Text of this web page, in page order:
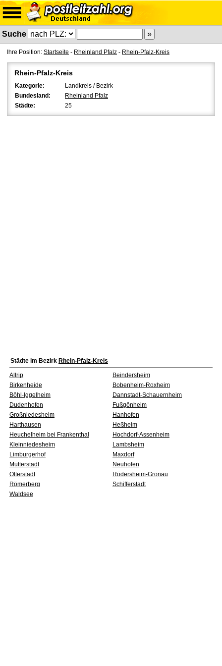
Suche
Ihre Position: Startseite - Rheinland Pfalz - Rhein-Pfalz-Kreis
Rhein-Pfalz-Kreis
Kategorie:
Landkreis / Bezirk
Bundesland:
Rheinland Pfalz
Städte:
25
Städte im Bezirk Rhein-Pfalz-Kreis
Altrip
Beindersheim
Birkenheide
Bobenheim-Roxheim
Böhl-Iggelheim
Dannstadt-Schauernheim
Dudenhofen
Fußgönheim
Großniedesheim
Hanhofen
Harthausen
Heßheim
Heuchelheim bei Frankenthal
Hochdorf-Assenheim
Kleinniedesheim
Lambsheim
Limburgerhof
Maxdorf
Mutterstadt
Neuhofen
Otterstadt
Rödersheim-Gronau
Römerberg
Schifferstadt
Waldsee